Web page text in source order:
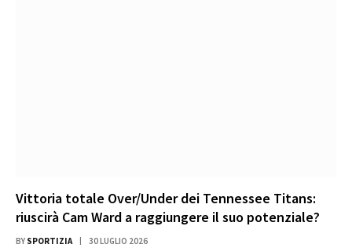
Vittoria totale Over/Under dei Tennessee Titans:
riuscirà Cam Ward a raggiungere il suo potenziale?
BY SPORTIZIA 30 LUGLIO 2026